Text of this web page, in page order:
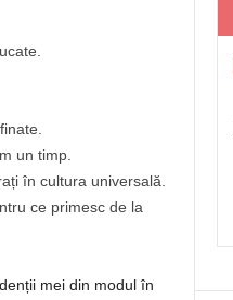
un timp.
în cultura universală.
ce primesc de la
mei din modul în